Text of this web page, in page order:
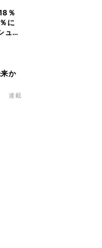
％
に
ュフ
か
連載